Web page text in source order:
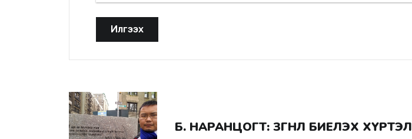
Илгээх
Б. НАРАНЦОГТ: ЗӨГНӨЛ БИЕЛЭХ ХҮРТЭЛ